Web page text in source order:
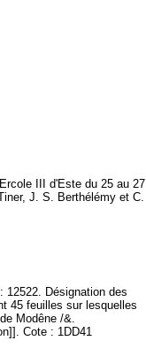
III d'Este du 25 au 27
J. S. Berthélémy et C.
12522. Désignation des
45 feuilles sur lesquelles
Modêne /&.
Cote : 1DD41